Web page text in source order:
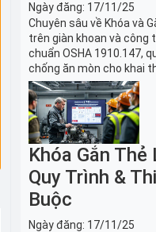
Ngày đăng: 17/11/25
Chuyên sâu về Khóa và
trên giàn khoan và công
chuẩn OSHA 1910.147,
chống ăn mòn cho khai
Khóa Gắn Thẻ
Quy Trình &
Buộc
Ngày đăng: 17/11/25